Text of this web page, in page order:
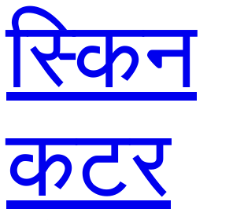
स्किन
कटर